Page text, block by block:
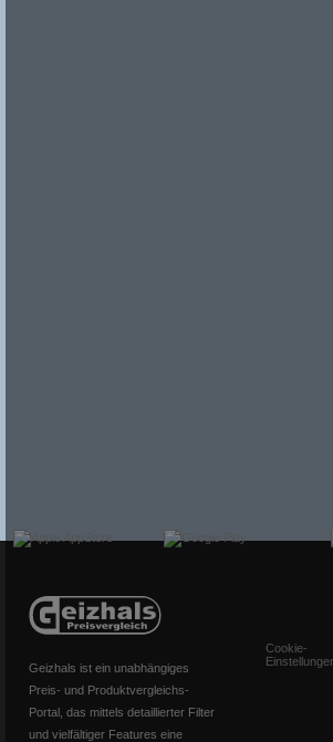
Geizhals ist ein unabhängiges
Preis- und Produktvergleichs-
Portal, das mittels detaillierter Filter
und vielfältiger Features eine
Cookie-